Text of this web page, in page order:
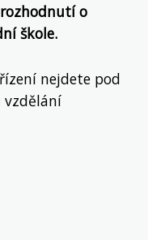
o
škole.
nejdete pod
vzdělání